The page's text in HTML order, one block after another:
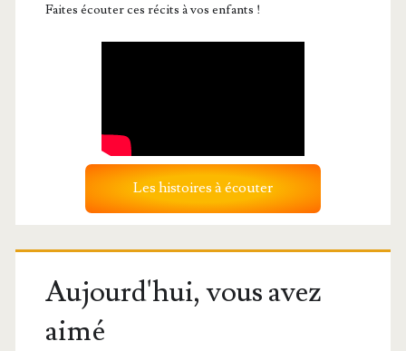
Faites écouter ces récits à vos enfants !
Les histoires à écouter
Aujourd'hui, vous avez
aimé